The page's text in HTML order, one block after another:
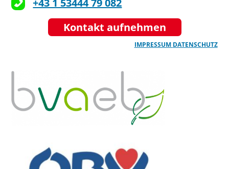
+43 1 53444 79 082
Kontakt aufnehmen
IMPRESSUM DATENSCHUTZ